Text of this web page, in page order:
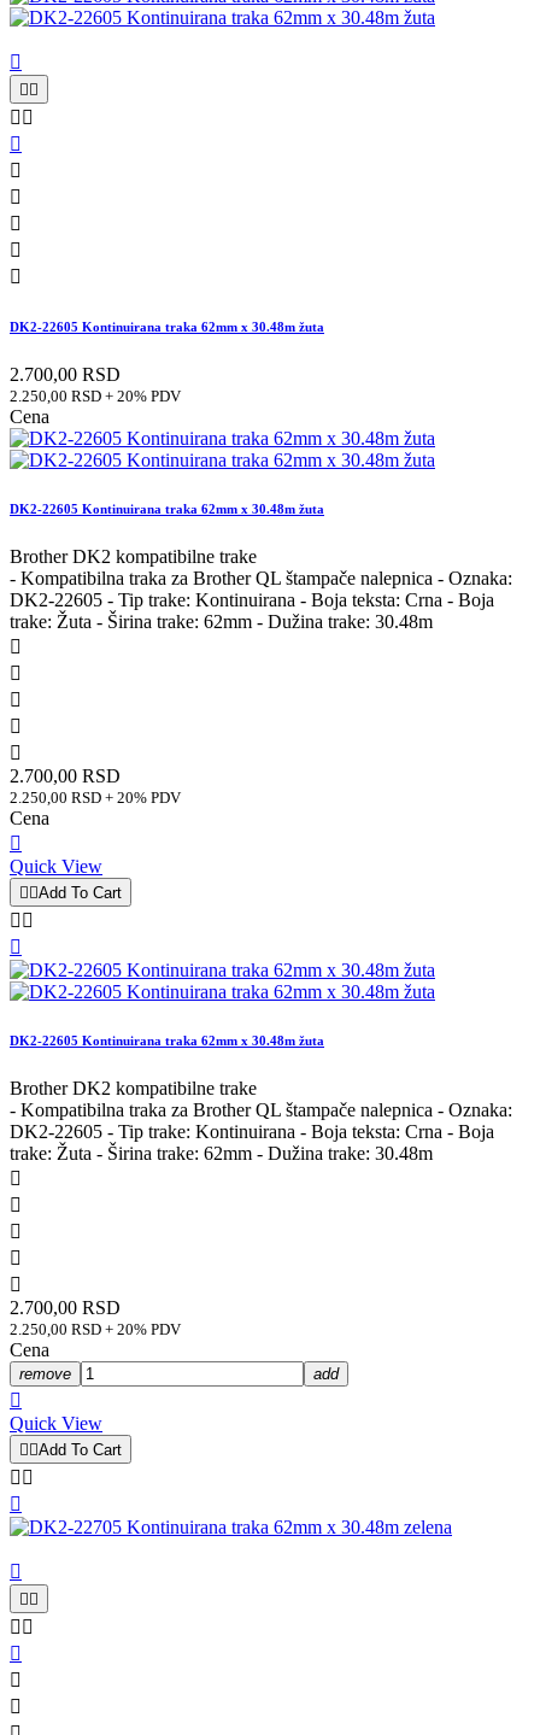

 
 






DK2-22605 Kontinuirana traka 62mm x 30.48m žuta
2.700,00 RSD
2.250,00 RSD + 20% PDV
Cena
DK2-22605 Kontinuirana traka 62mm x 30.48m žuta
Brother DK2 kompatibilne trake
- Kompatibilna traka za Brother QL štampače nalepnica - Oznaka:
DK2-22605 - Tip trake: Kontinuirana - Boja teksta: Crna - Boja
trake: Žuta - Širina trake: 62mm - Dužina trake: 30.48m





2.700,00 RSD
2.250,00 RSD + 20% PDV
Cena

Quick View
Add To Cart
 

DK2-22605 Kontinuirana traka 62mm x 30.48m žuta
Brother DK2 kompatibilne trake
- Kompatibilna traka za Brother QL štampače nalepnica - Oznaka:
DK2-22605 - Tip trake: Kontinuirana - Boja teksta: Crna - Boja
trake: Žuta - Širina trake: 62mm - Dužina trake: 30.48m





2.700,00 RSD
2.250,00 RSD + 20% PDV
Cena
remove add

Quick View
Add To Cart
 



 


